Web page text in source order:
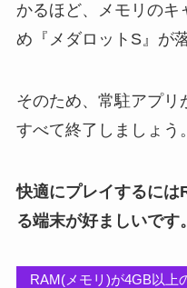
かるほど、メモリのキ
め『メダロットS』が
そのため、常駐アプリ
すべて終了しましょう。
快適にプレイするには
る端末が好ましいです。
RAM(メモリ)が4GB以上